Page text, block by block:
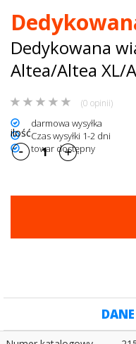
dachowe
AKCESORIA
Turystyka
Przyczepy
Kontakt
Dedykowana
Altea/Altea XL/
(0 opinii)
darmowa wysyłka
Czas wysyłki 1-2 dni
towar dostępny
ilość